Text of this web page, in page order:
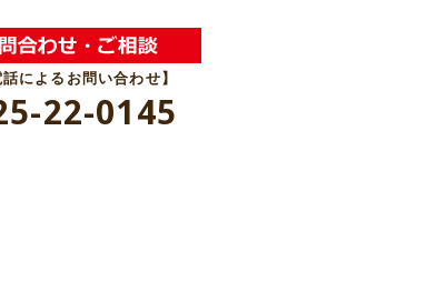
話によるお問い合わせ】
22-0145